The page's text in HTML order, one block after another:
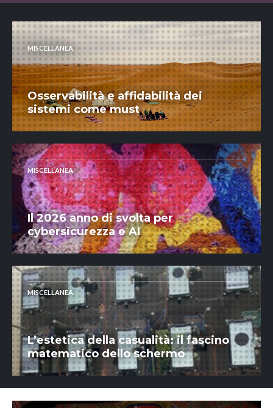
MISCELLANEA
Osservabilità e affidabilità dei
sistemi come must
MISCELLANEA
Il 2026 anno di svolta per
cybersicurezza e AI
MISCELLANEA
L’estetica della casualità: il fascino
matematico dello schermo